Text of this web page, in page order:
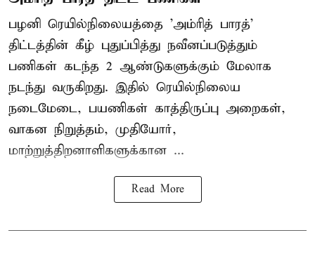
பழனி ரெயில்நிலையத்தை 'அம்ரித் பாரத்'
திட்டத்தின் கீழ் புதுப்பித்து நவீனப்படுத்தும்
பணிகள் கடந்த 2 ஆண்டுகளுக்கும் மேலாக
நடந்து வருகிறது. இதில் ரெயில்நிலைய
நடைமேடை, பயணிகள் காத்திருப்பு அறைகள்,
வாகன நிறுத்தம், முதியோர்,
மாற்றுத்திறனாளிகளுக்கான ...
Read More